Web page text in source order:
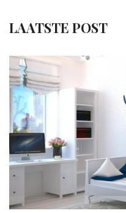
LAATSTE POST